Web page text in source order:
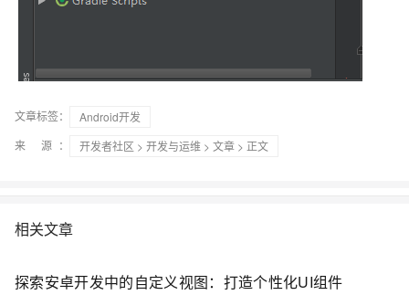
文章标签：
Android开发
来 源：
开发者社区 > 开发与运维 > 文章 > 正文
相关文章
探索安卓开发中的自定义视图：打造个性化UI组件